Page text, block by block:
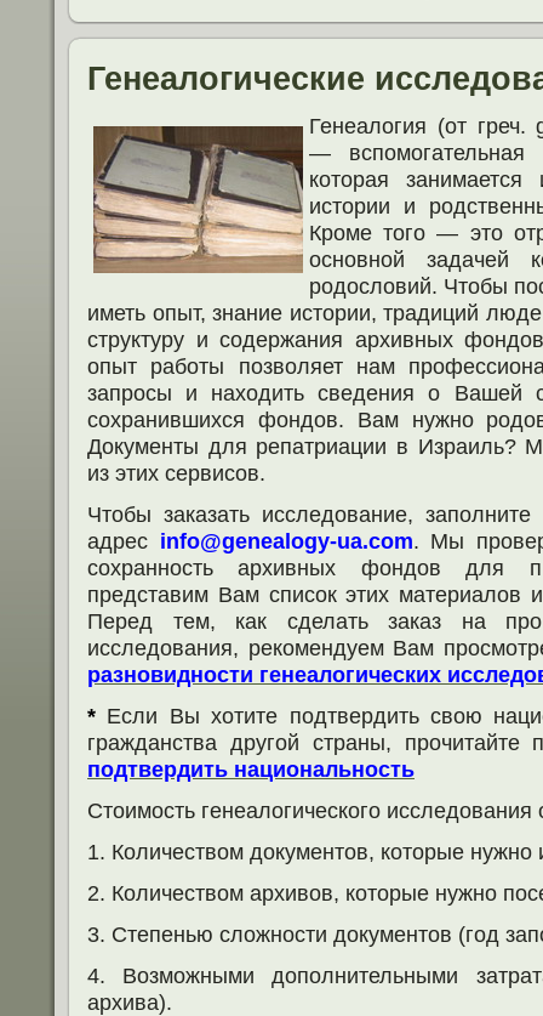
Генеалогические
Генеалогия (от
— вспомогательная
которая занимается
истории и
Кроме того — это
основной задачей
родословий. Чтобы
иметь опыт, знание истории, традиций
структуру и содержания архивных
опыт работы позволяет нам
запросы и находить сведения о Вашей
сохранившихся фондов. Вам нужно
Документы для репатриации в Израиль?
из этих сервисов.
Чтобы заказать исследование, заполните
адрес info@genealogy-ua.com. Мы
сохранность архивных фондов для
представим Вам список этих материалов
Перед тем, как сделать заказ на
исследования, рекомендуем Вам
разновидности генеалогических
* Если Вы хотите подтвердить свою
гражданства другой страны, прочитайте
подтвердить национальность
Стоимость генеалогического исследования
1. Количеством документов, которые нужно
2. Количеством архивов, которые нужно
3. Степенью сложности документов (год
4. Возможными дополнительными
архива).